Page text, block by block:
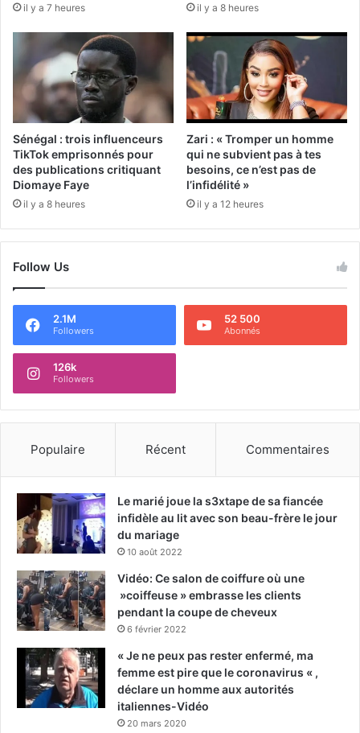
il y a 7 heures il y a 8 heures
Sénégal : trois influenceurs
TikTok emprisonnés pour
des publications critiquant
Diomaye Faye
il y a 8 heures
Zari : « Tromper un homme
qui ne subvient pas à tes
besoins, ce n’est pas de
l’infidélité »
il y a 12 heures
Follow Us
2.1M
Followers
52 500
Abonnés
126k
Followers
Populaire Récent Commentaires
Le marié joue la s3xtape de sa fiancée
infidèle au lit avec son beau-frère le jour
du mariage
10 août 2022
Vidéo: Ce salon de coiffure où une
»coiffeuse » embrasse les clients
pendant la coupe de cheveux
6 février 2022
« Je ne peux pas rester enfermé, ma
femme est pire que le coronavirus « ,
déclare un homme aux autorités
italiennes-Vidéo
20 mars 2020